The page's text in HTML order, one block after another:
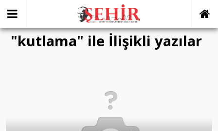
"kutlama" ile İlişikli yazılar